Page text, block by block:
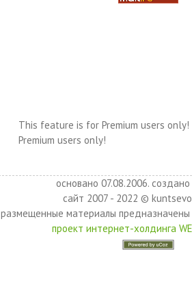
This feature is for Premium users only!
Premium users only!
основано 07.08.2006.
сайт 2007 - 2022 ©
размещенные материалы
проект интернет-холдинга